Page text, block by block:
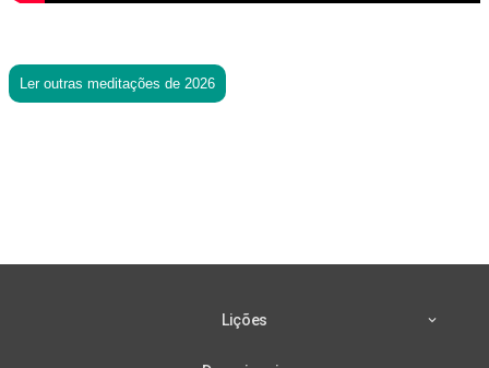
Ler outras meditações de 2026
Lições